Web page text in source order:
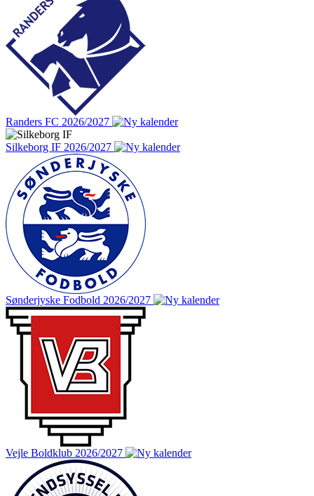
Randers FC 2026/2027
Silkeborg IF 2026/2027
Sønderjyske Fodbold 2026/2027
Vejle Boldklub 2026/2027